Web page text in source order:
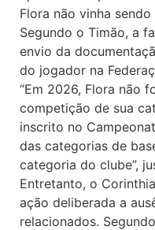
Flora não vinha
Segundo o Timão, a
envio da
do jogador na
“Em 2026, Flora não
competição de sua
inscrito no
das categorias de
categoria do clube”,
Entretanto, o
ação deliberada a
relacionados.